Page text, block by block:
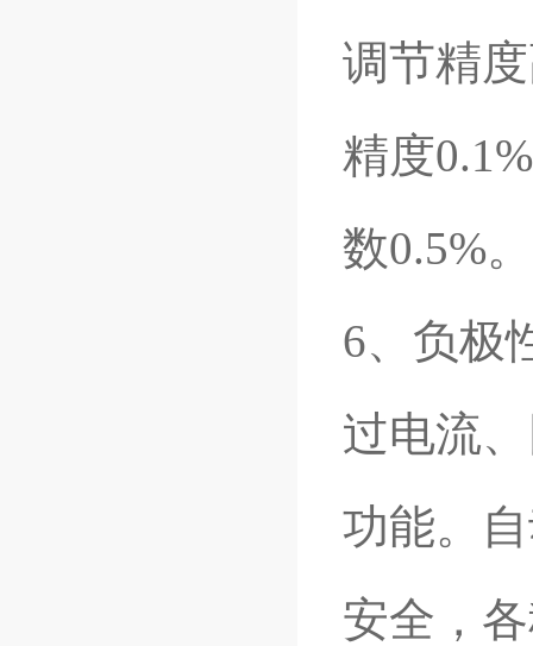
调节精
精度
数0.5%。
6、负极
过电流
功能。
安全，